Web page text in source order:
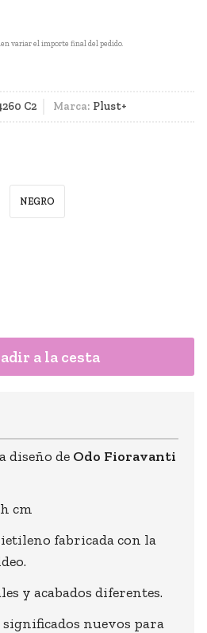
variar el importe final del pedido.
C2 Marca: Plust+
NEGRO
a la cesta
diseño de Odo Fioravanti
cm
fabricada con la
y acabados diferentes.
nuevos para